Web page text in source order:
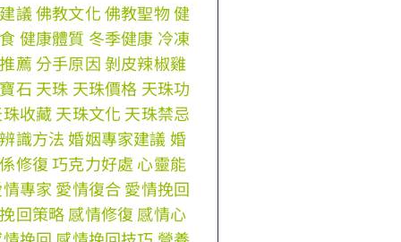
議佛教文化佛教聖物健
健康體質 冬季健康 冷凍
薦分手原因剝皮辣椒雞
石 天珠 天珠價格 天珠功
收藏天珠文化 天珠禁忌
識方法 婚姻專家建議婚
修復 巧克力好處 心靈能
專家愛情復合愛情挽回
回策略感情修復 感情心